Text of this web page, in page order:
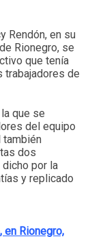
Rendón, en su
Rionegro, se
que tenía
trabajadores de
que se
del equipo
también
dos
por la
y replicado
en Rionegro,